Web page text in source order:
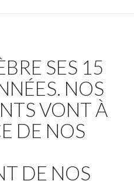
SES 15
NOS
VONT À
DE NOS
DE NOS